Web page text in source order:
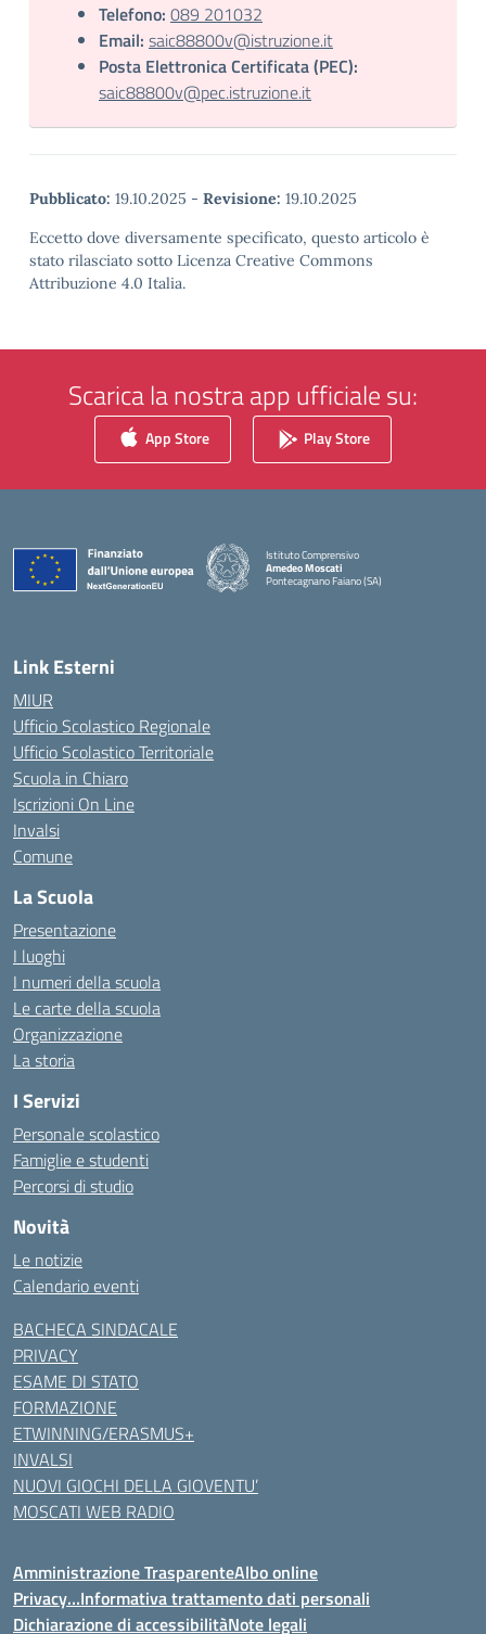
Telefono: 089 201032
Email: saic88800v@istruzione.it
Posta Elettronica Certificata (PEC):
saic88800v@pec.istruzione.it
Pubblicato: 19.10.2025 - Revisione: 19.10.2025
Eccetto dove diversamente specificato, questo articolo è
stato rilasciato sotto Licenza Creative Commons
Attribuzione 4.0 Italia.
Scarica la nostra app ufficiale su:
App Store Play Store
Istituto Comprensivo
Amedeo Moscati
Pontecagnano Faiano (SA)
— Visita la pagina iniziale della scuola
Link Esterni
MIUR
Ufficio Scolastico Regionale
Ufficio Scolastico Territoriale
Scuola in Chiaro
Iscrizioni On Line
Invalsi
Comune
La Scuola
Presentazione
I luoghi
I numeri della scuola
Le carte della scuola
Organizzazione
La storia
I Servizi
Personale scolastico
Famiglie e studenti
Percorsi di studio
Novità
Le notizie
Calendario eventi
BACHECA SINDACALE
PRIVACY
ESAME DI STATO
FORMAZIONE
ETWINNING/ERASMUS+
INVALSI
NUOVI GIOCHI DELLA GIOVENTU’
MOSCATI WEB RADIO
Amministrazione TrasparenteAlbo online
Privacy…Informativa trattamento dati personali
Dichiarazione di accessibilitàNote legali